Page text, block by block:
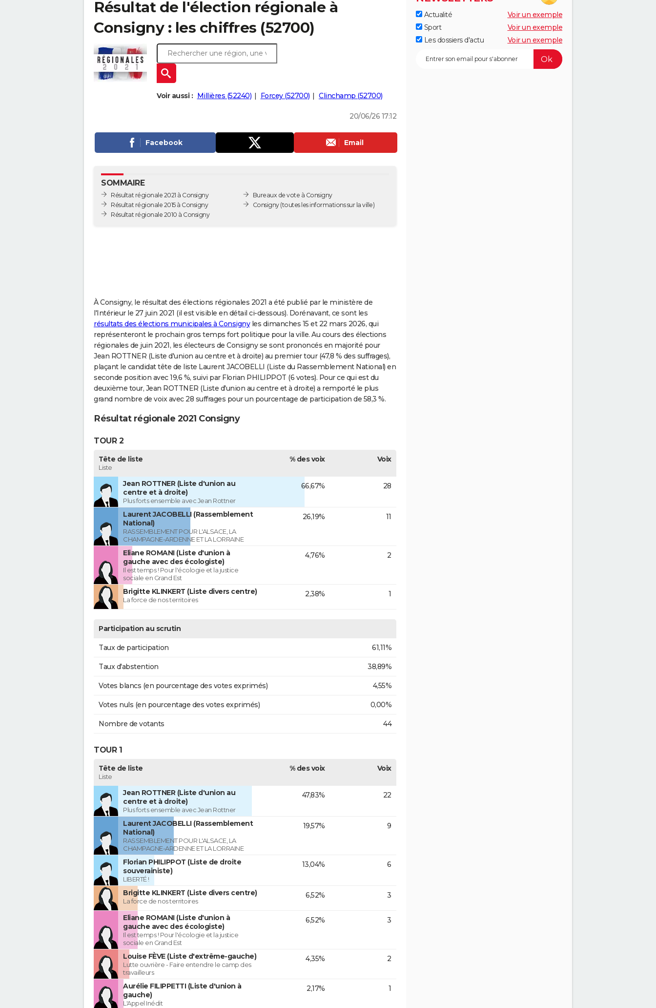
Résultat de l'élection régionale à
Consigny : les chiffres (52700)
Voir aussi : Millières (52240) Forcey (52700) Clinchamp (52700)
20/06/26 17:12
Facebook Email
SOMMAIRE
Résultat régionale 2021 à Consigny
Résultat régionale 2015 à Consigny
Résultat régionale 2010 à Consigny
Bureaux de vote à Consigny
Consigny(toutes les informations sur la ville)
À Consigny, le résultat des élections régionales 2021 a été publié par le ministère de
l'Intérieur le 27 juin 2021 (il est visible en détail ci-dessous). Dorénavant, ce sont les
résultats des élections municipales à Consignyles dimanches 15 et 22 mars 2026, qui
représenteront le prochain gros temps fort politique pour la ville. Au cours des élections
régionales de juin 2021, les électeurs de Consigny se sont prononcés en majorité pour
Jean ROTTNER (Liste d'union au centre et à droite) au premier tour (47,8 % des suffrages),
plaçant le candidat tête de liste Laurent JACOBELLI (Liste du Rassemblement National) en
seconde position avec 19,6 %, suivi par Florian PHILIPPOT (6 votes). Pour ce qui est du
deuxième tour, Jean ROTTNER (Liste d'union au centre et à droite) a remporté le plus
grand nombre de voix avec 28 suffrages pour un pourcentage de participation de 58,3 %.
Résultat régionale 2021 Consigny
TOUR 2
Tête de liste
Liste
% des voix Voix
Jean ROTTNER (Liste d'union au
centre et à droite)
Plus forts ensemble avec Jean Rottner
66,67% 28
Laurent JACOBELLI (Rassemblement
National)
RASSEMBLEMENT POUR L'ALSACE, LA
CHAMPAGNE-ARDENNE ET LA LORRAINE
26,19% 11
Eliane ROMANI (Liste d'union à
gauche avec des écologiste)
Il est temps ! Pour l'écologie et la justice
sociale en Grand Est
4,76% 2
Brigitte KLINKERT (Liste divers centre)
La force de nos territoires
2,38% 1
Participation au scrutin
Taux de participation 61,11%
Taux d'abstention 38,89%
Votes blancs (en pourcentage des votes exprimés) 4,55%
Votes nuls (en pourcentage des votes exprimés) 0,00%
Nombre de votants 44
TOUR 1
Tête de liste
Liste
% des voix Voix
Jean ROTTNER (Liste d'union au
centre et à droite)
Plus forts ensemble avec Jean Rottner
47,83% 22
Laurent JACOBELLI (Rassemblement
National)
RASSEMBLEMENT POUR L'ALSACE, LA
CHAMPAGNE-ARDENNE ET LA LORRAINE
19,57% 9
Florian PHILIPPOT (Liste de droite
souverainiste)
LIBERTÉ !
13,04% 6
Brigitte KLINKERT (Liste divers centre)
La force de nos territoires
6,52% 3
Eliane ROMANI (Liste d'union à
gauche avec des écologiste)
Il est temps ! Pour l'écologie et la justice
sociale en Grand Est
6,52% 3
Louise FÈVE (Liste d'extrême-gauche)
Lutte ouvrière - Faire entendre le camp des
travailleurs
4,35% 2
Aurélie FILIPPETTI (Liste d'union à
gauche)
L'Appel Inédit
2,17% 1
Actualité
Voir un exemple
Sport
Voir un exemple
Les dossiers d'actu
Voir un exemple